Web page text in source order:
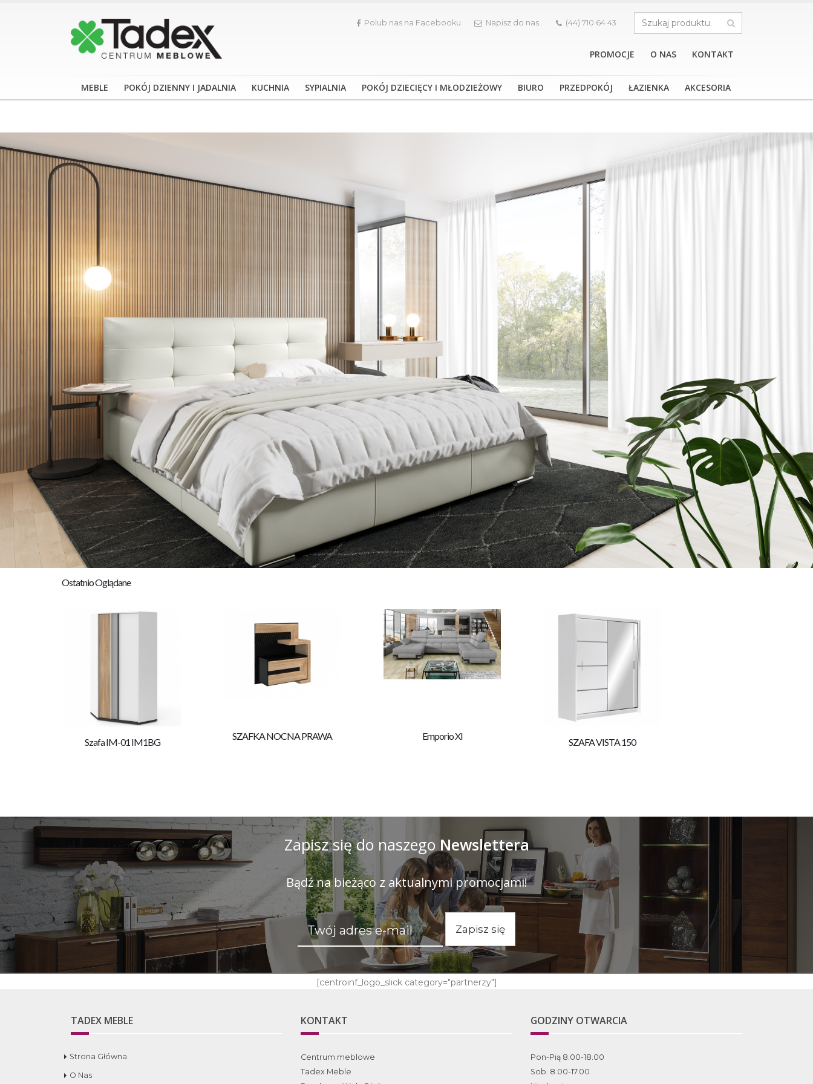
Polub nas na Facebooku Napisz do nas.. (44) 710 64 43
PROMOCJE O NAS KONTAKT
MEBLE POKÓJ DZIENNY I JADALNIA KUCHNIA SYPIALNIA POKÓJ DZIECIĘCY I MŁODZIEŻOWY BIURO PRZEDPOKÓJ ŁAZIENKA AKCESORIA
Ostatnio Oglądane
Szafa IM-01 IM1BG
SZAFKA NOCNA PRAWA Emporio Xl
SZAFA VISTA 150
Zapisz się do naszego Newslettera
Bądź na bieżąco z aktualnymi promocjami!
Zapisz się
[centroinf_logo_slick category="partnerzy"]
TADEX MEBLE
Strona Główna
O Nas
KONTAKT
Centrum meblowe
Tadex Meble
GODZINY OTWARCIA
Pon-Pią 8.00-18.00
Sob. 8.00-17.00